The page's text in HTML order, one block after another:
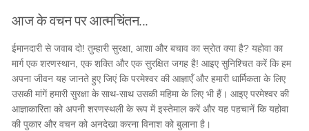
आज के वचन पर आत्मचिंतन...
ईमानदारी से जवाब दो! तुम्हारी सुरक्षा, आशा और बचाव का स्रोत क्या है? यहोवा का
मार्ग एक शरणस्थान, एक शक्ति और एक सुरक्षित जगह है! आइए सुनिश्चित करें कि हम
अपना जीवन यह जानते हुए जिएं कि परमेश्वर की आज्ञाएँ और हमारी धार्मिकता के लिए
उसकी मांगें हमारी सुरक्षा के साथ-साथ उसकी महिमा के लिए भी हैं। आइए परमेश्वर की
आज्ञाकारिता को अपनी शरणस्थली के रूप में इस्तेमाल करें और यह पहचानें कि यहोवा
की पुकार और वचन को अनदेखा करना विनाश को बुलाना है।